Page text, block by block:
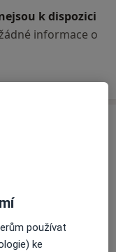
k dispozici
informace o
používat
ke